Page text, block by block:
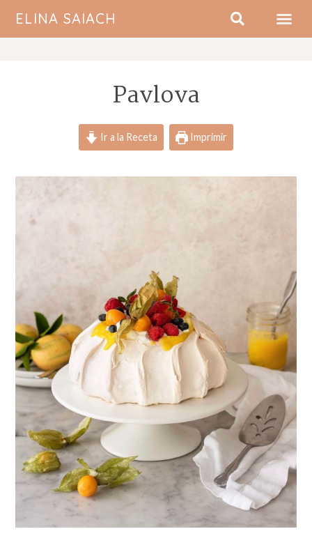
ELINA SAIACH
Pavlova
Ir a la Receta Imprimir